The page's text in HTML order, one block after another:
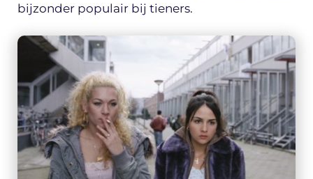
bijzonder populair bij tieners.